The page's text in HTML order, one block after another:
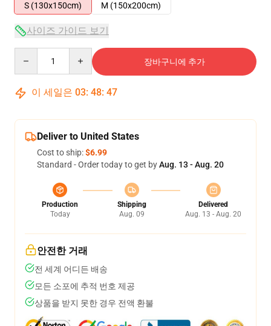
S (130x150cm)
M (150x200cm)
사이즈 가이드 보기
장바구니에 추가
이 세일은 03: 48: 46
Deliver to United States
Cost to ship:$6.99
Standard - Order today to get byAug. 13 - Aug. 20
Production
Today
Shipping
Aug. 09
Delivered
Aug. 13 - Aug. 20
안전한 거래
전 세계 어디든 배송
모든 소포에 추적 번호 제공
상품을 받지 못한 경우 전액 환불